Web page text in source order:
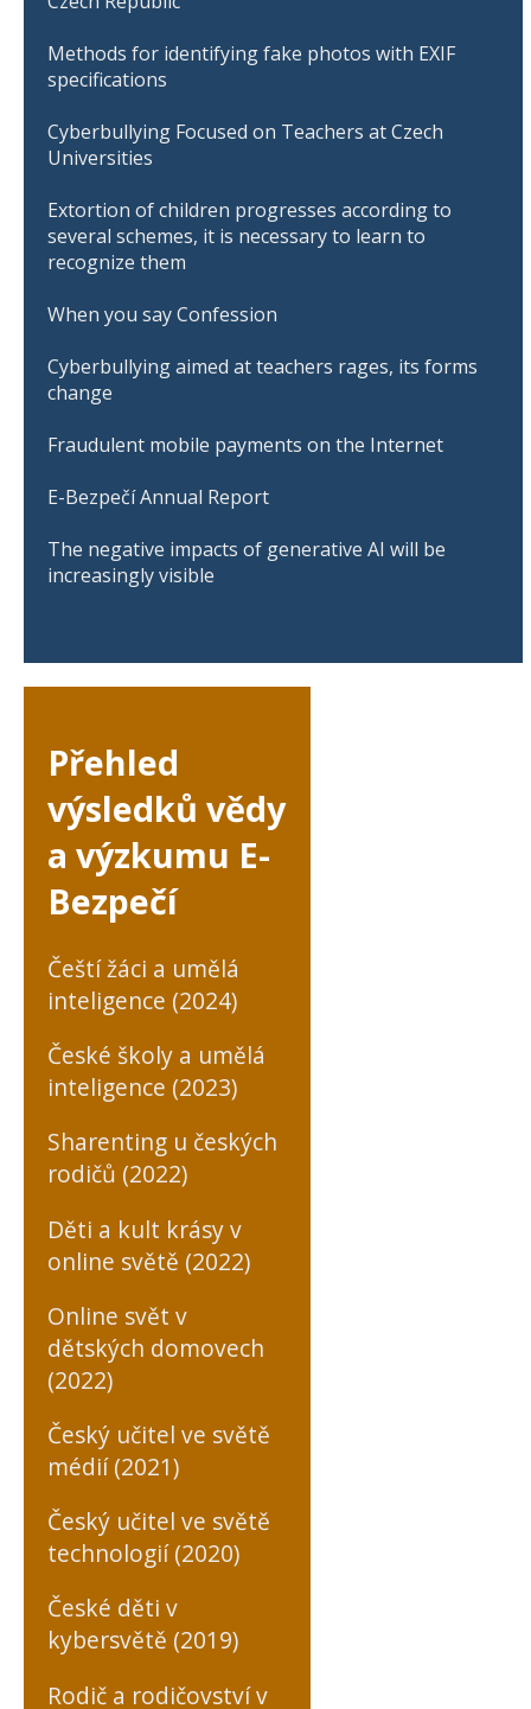
Methods for identifying fake photos with EXIF
specifications
Cyberbullying Focused on Teachers at Czech
Universities
Extortion of children progresses according to
several schemes, it is necessary to learn to
recognize them
When you say Confession
Cyberbullying aimed at teachers rages, its forms
change
Fraudulent mobile payments on the Internet
E-Bezpečí Annual Report
The negative impacts of generative AI will be
increasingly visible
Přehled
výsledků vědy
a výzkumu E-
Bezpečí
Čeští žáci a umělá
inteligence (2024)
České školy a umělá
inteligence (2023)
Sharenting u českých
rodičů (2022)
Děti a kult krásy v
online světě (2022)
Online svět v
dětských domovech
(2022)
Český učitel ve světě
médií (2021)
Český učitel ve světě
technologií (2020)
České děti v
kybersvětě (2019)
Rodič a rodičovství v